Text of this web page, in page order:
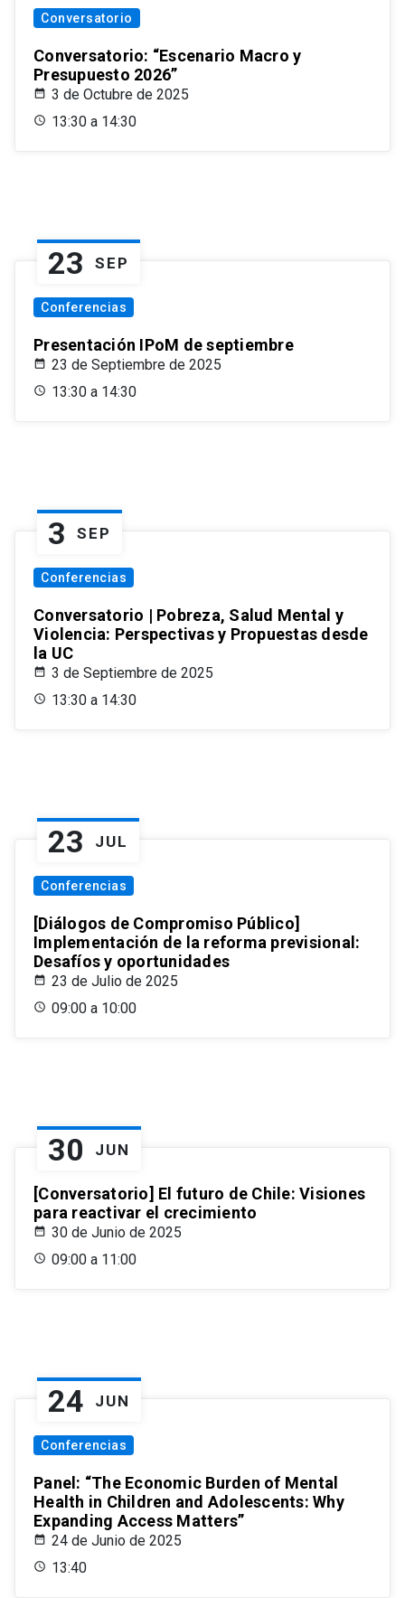
Conversatorio
Conversatorio: “Escenario Macro y
Presupuesto 2026”
3 de Octubre de 2025
13:30 a 14:30
23 SEP
Conferencias
Presentación IPoM de septiembre
23 de Septiembre de 2025
13:30 a 14:30
3 SEP
Conferencias
Conversatorio | Pobreza, Salud Mental y
Violencia: Perspectivas y Propuestas desde
la UC
3 de Septiembre de 2025
13:30 a 14:30
23 JUL
Conferencias
[Diálogos de Compromiso Público]
Implementación de la reforma previsional:
Desafíos y oportunidades
23 de Julio de 2025
09:00 a 10:00
30 JUN
[Conversatorio] El futuro de Chile: Visiones
para reactivar el crecimiento
30 de Junio de 2025
09:00 a 11:00
24 JUN
Conferencias
Panel: “The Economic Burden of Mental
Health in Children and Adolescents: Why
Expanding Access Matters”
24 de Junio de 2025
13:40